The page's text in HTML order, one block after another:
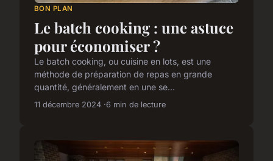
BON PLAN
Le batch cooking : une astuce
pour économiser ?
Le batch cooking, ou cuisine en lots, est une
méthode de préparation de repas en grande
quantité, généralement en une se...
11 décembre 2024 6 min de lecture